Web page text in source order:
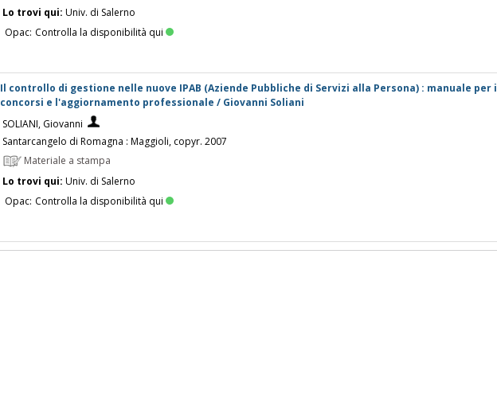
Lo trovi qui: Univ. di Salerno
Opac: Controlla la disponibilità qui
Il controllo di gestione nelle nuove IPAB (Aziende Pubbliche di Servizi alla Persona) : manuale per i
concorsi e l'aggiornamento professionale / Giovanni Soliani
SOLIANI, Giovanni
Santarcangelo di Romagna : Maggioli, copyr. 2007
Materiale a stampa
Lo trovi qui: Univ. di Salerno
Opac: Controlla la disponibilità qui